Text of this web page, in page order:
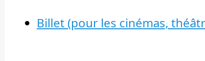
Billet (pour les cinémas,